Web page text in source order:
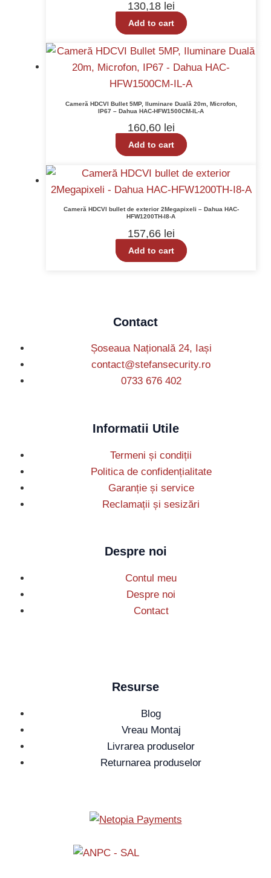
130,18 lei
Add to cart
Cameră HDCVI Bullet 5MP, Iluminare Duală 20m, Microfon,
IP67 – Dahua HAC-HFW1500CM-IL-A
160,60 lei
Add to cart
Cameră HDCVI bullet de exterior 2Megapixeli – Dahua HAC-
HFW1200TH-I8-A
157,66 lei
Add to cart
Contact
Șoseaua Națională 24, Iași
contact@stefansecurity.ro
0733 676 402
Informatii Utile
Termeni și condiții
Politica de confidențialitate
Garanție și service
Reclamații și sesizări
Despre noi
Contul meu
Despre noi
Contact
Resurse
Blog
Vreau Montaj
Livrarea produselor
Returnarea produselor